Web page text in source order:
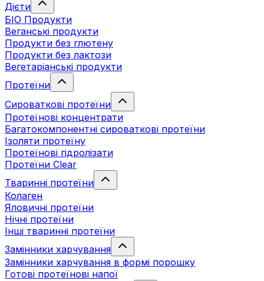
Дієти
БІО Продукти
Веганські продукти
Продукти без глютену
Продукти без лактози
Вегетаріанські продукти
Протеїни
Сироваткові протеїни
Протеїнові концентрати
Багатокомпонентні сироваткові протеїни
Ізоляти протеїну
Протеїнові гідролізати
Протеїни Clear
Тваринні протеїни
Колаген
Яловичні протеїни
Нічні протеїни
Інші тваринні протеїни
Замінники харчування
Замінники харчування в формі порошку
Готові протеїнові напої